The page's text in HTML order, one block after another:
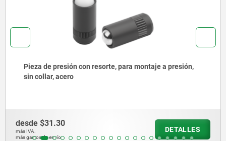
Pieza de presión con muelle, para instalación a presión,
sin collar, acero inoxidable
desde$39.13
más IVA.
más gastos de envío
DETALLES